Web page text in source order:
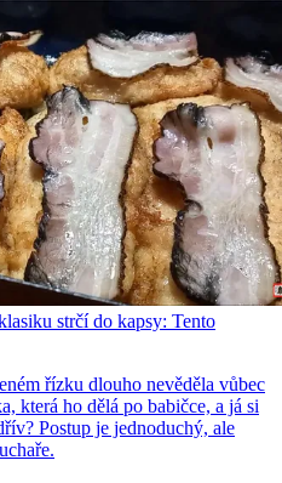
strčí do kapsy: Tento
řízku dlouho nevěděla vůbec
která ho dělá po babičce, a já si
Postup je jednoduchý, ale